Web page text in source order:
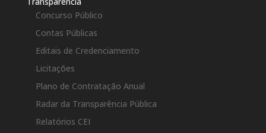
Concurso Público
Contas Públicas
Editais de Credenciamento
Licitações
Plano de Contratação Anual
Radar da Transparência Pública
Relatórios CEI